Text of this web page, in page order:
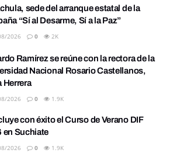
sede del arranque estatal de la
“Sí al Desarme, Sí a la Paz”
2026 0 2K
Ramírez se reúne con la rectora de la
Nacional Rosario Castellanos,
Herrera
2026 0 1.9K
con éxito el Curso de Verano DIF
en Suchiate
2026 0 1.9K